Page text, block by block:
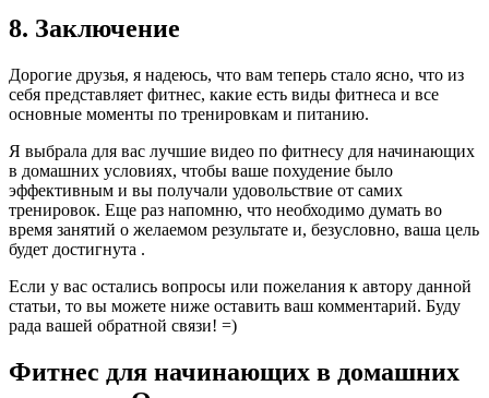
8. Заключение
Дорогие друзья, я надеюсь, что вам теперь стало ясно, что из
себя представляет фитнес, какие есть виды фитнеса и все
основные моменты по тренировкам и питанию.
Я выбрала для вас лучшие видео по фитнесу для начинающих
в домашних условиях, чтобы ваше похудение было
эффективным и вы получали удовольствие от самих
тренировок. Еще раз напомню, что необходимо думать во
время занятий о желаемом результате и, безусловно, ваша цель
будет достигнута .
Если у вас остались вопросы или пожелания к автору данной
статьи, то вы можете ниже оставить ваш комментарий. Буду
рада вашей обратной связи! =)
Фитнес для начинающих в домашних